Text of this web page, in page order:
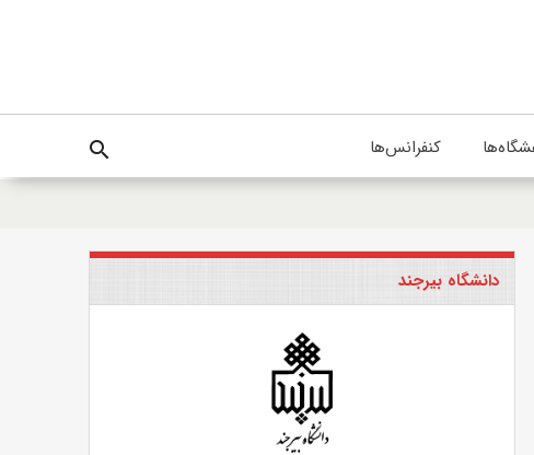
کنفرانس‌ها search
دانشگاه بیرجند